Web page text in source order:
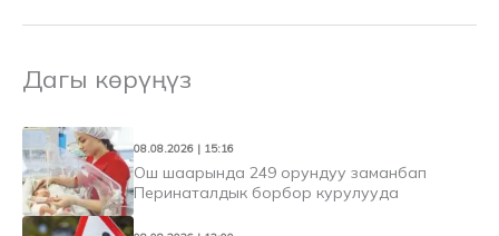
Дагы көрүңүз
08.08.2026 | 15:16
Ош шаарында 249 орундуу заманбап
Перинаталдык борбор курулууда